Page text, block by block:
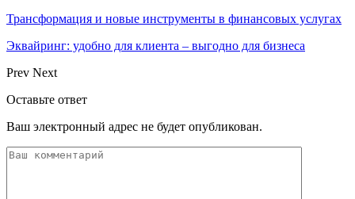
Трансформация и новые инструменты в финансовых услугах
Эквайринг: удобно для клиента – выгодно для бизнеса
Prev Next
Оставьте ответ
Ваш электронный адрес не будет опубликован.